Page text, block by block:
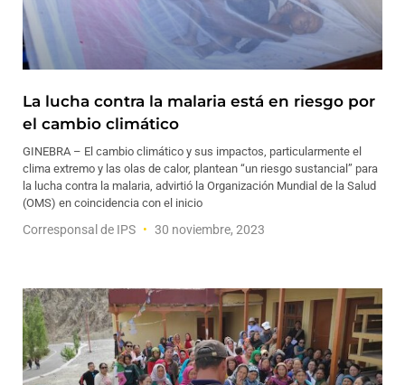
La lucha contra la malaria está en riesgo por
el cambio climático
GINEBRA – El cambio climático y sus impactos, particularmente el
clima extremo y las olas de calor, plantean “un riesgo sustancial” para
la lucha contra la malaria, advirtió la Organización Mundial de la Salud
(OMS) en coincidencia con el inicio
Corresponsal de IPS 30 noviembre, 2023